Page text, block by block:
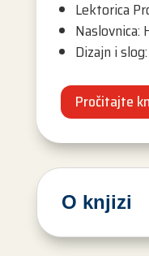
Lektorica
Naslovnica:
Dizajn i
Pročitajte
O knjizi